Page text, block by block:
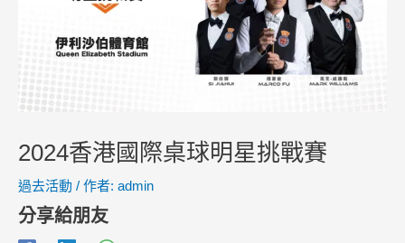
2024香港國際桌球明星挑戰賽
過去活動 / 作者: admin
分享給朋友